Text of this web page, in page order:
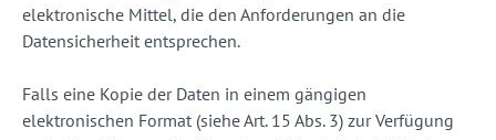
elektronische Mittel, die den Anforderungen an die
Datensicherheit entsprechen.
Falls eine Kopie der Daten in einem gängigen
elektronischen Format (siehe Art. 15 Abs. 3) zur Verfügung